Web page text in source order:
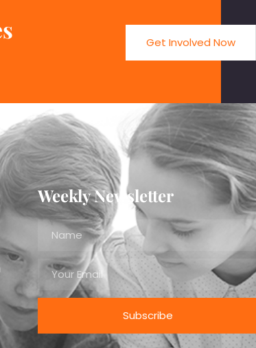
Get Involved Now
Weekly Newsletter
Subscribe